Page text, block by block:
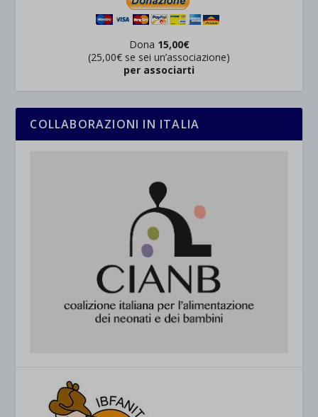
Dona 15,00€
(25,00€ se sei un’associazione)
per associarti
COLLABORAZIONI IN ITALIA